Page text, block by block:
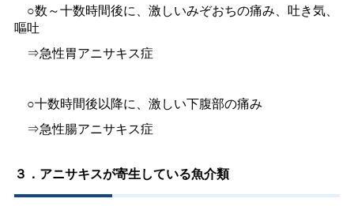
○数～十数時間後に、激しいみぞおちの痛み、吐き気、
嘔吐
⇒急性胃アニサキス症
○十数時間後以降に、激しい下腹部の痛み
⇒急性腸アニサキス症
３．アニサキスが寄生している魚介類